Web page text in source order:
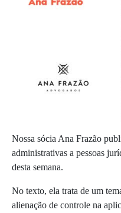
Nossa sócia Ana Frazão
administrativas a pessoas
desta semana.
No texto, ela trata de um
alienação de controle na